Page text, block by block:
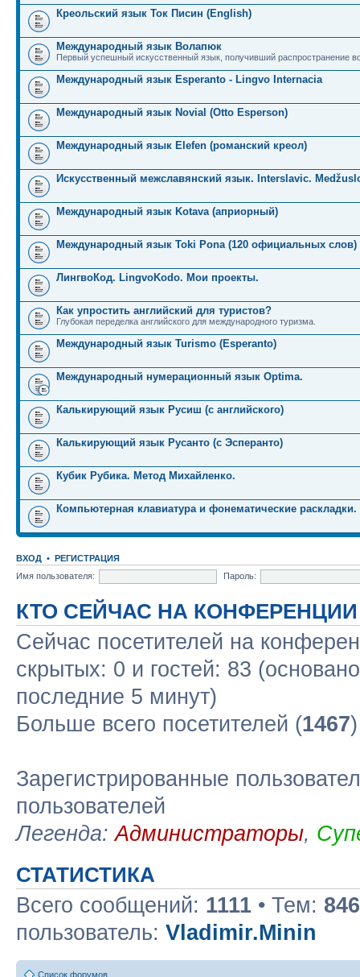
Креольский язык Ток Писин (English)
Международный язык Волапюк
Первый успешный искусственный язык, получивший распространение
Международный язык Esperanto - Lingvo Internacia
Международный язык Novial (Otto Esperson)
Международный язык Elefen (романский креол)
Искусственный межславянский язык. Interslavic.
Международный язык Kotava (априорный)
Международный язык Toki Pona (120 официальных слов)
ЛингвоКод. LingvoKodo. Мои проекты.
Как упростить английский для туристов?
Глубокая переделка английского для международного туризма.
Международный язык Turismo (Esperanto)
Международный нумерационный язык Optima.
Калькирующий язык Русиш (с английского)
Калькирующий язык Русанто (с Эсперанто)
Кубик Рубика. Метод Михайленко.
Компьютерная клавиатура и фонематические раскладки.
ВХОД • РЕГИСТРАЦИЯ
Имя пользователя:
Пароль:
КТО СЕЙЧАС НА КОНФЕРЕНЦИИ
Сейчас посетителей на
скрытых: 0 и гостей: 83
последние 5 минут)
Больше всего посетителей (1467
Зарегистрированные
пользователей
Легенда:Администраторы,
СТАТИСТИКА
Всего сообщений: 1111 • Тем: 846
пользователь: Vladimir.Minin
Список форумов